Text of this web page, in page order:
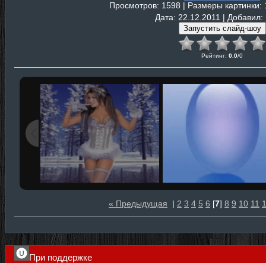
Просмотров: 1598 | Размеры картинки:
Дата: 22.12.2011 | Добавил:
Рейтинг: 0.0/0
« Предыдущая | 2 3 4 5 6 [7] 8 9 10 11
При поддержке